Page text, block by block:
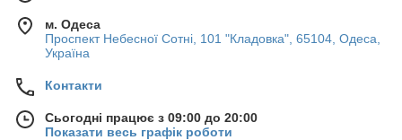
м. Одеса
Проспект Небесної Сотні, 101 "Кладовка", 65104, Одеса,
Україна
Контакти
Сьогодні працює з 09:00 до 20:00
Показати весь графік роботи